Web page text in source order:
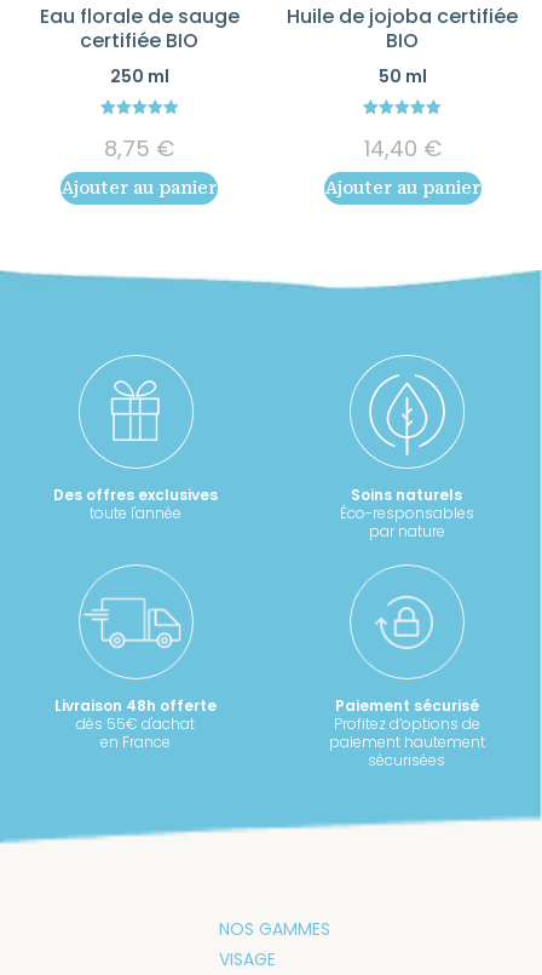
Eau florale de sauge
certifiée BIO
250 ml
out of 5
8,75 €
Ajouter au panier
Huile de jojoba certifiée
BIO
50 ml
out of 5
14,40 €
Ajouter au panier
Des offres exclusives
toute l'année
Soins naturels
Éco-responsables
par nature
Livraison 48h offerte
dès 55€ d'achat
en France
Paiement sécurisé
Profitez d’options de
paiement hautement
sécurisées
NOS GAMMES
VISAGE